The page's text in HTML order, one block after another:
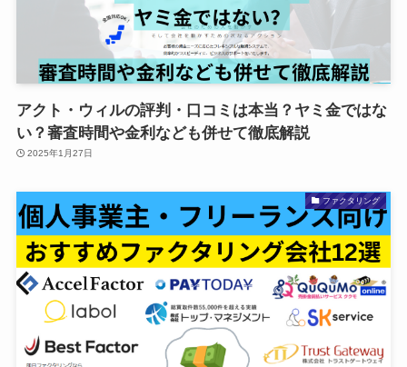
アクト・ウィルの評判・口コミは本当？ヤミ金ではな
い？審査時間や金利なども併せて徹底解説
2025年1月27日
ファクタリング